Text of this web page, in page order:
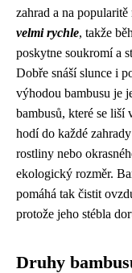
zahrad a na
velmi rychle, takže
poskytne soukromí a
Dobře snáší slunce i
výhodou bambusu je
bambusů, které se liší
hodí do každé
rostliny nebo
ekologický rozměr.
pomáhá tak čistit
protože jeho stébla
Druhy